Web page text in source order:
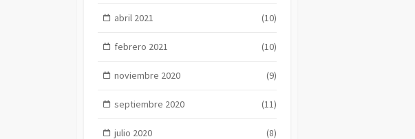
abril 2021 (10)
febrero 2021 (10)
noviembre 2020 (9)
septiembre 2020 (11)
julio 2020 (8)